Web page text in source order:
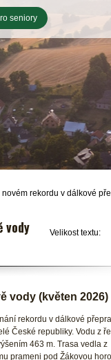
seniory
novém rekordu v dálkové
Velikost textu:
vody
vody (květen 2026)
rekordu v dálkové
České republiky. Vodu z
463 m. Trasa vedla z
prameni pod Žákovou